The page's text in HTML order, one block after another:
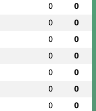
0 0
0 0
0 0
0 0
0 0
0 0
0 0